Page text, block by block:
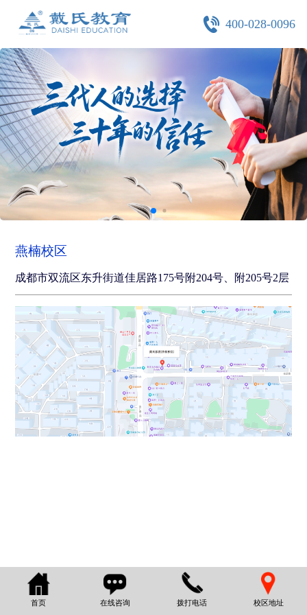
400-028-0096
燕楠校区
成都市双流区东升街道佳居路175号附204号、附205号2层
首页 在线咨询 拨打电话 校区地址